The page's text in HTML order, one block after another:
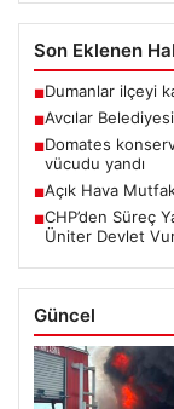
Son Eklenen
■Dumanlar ilçeyi
■Avcılar
■Domates
vücudu yandı
■Açık Hava
■CHP’den Süreç
Üniter Devlet
Güncel